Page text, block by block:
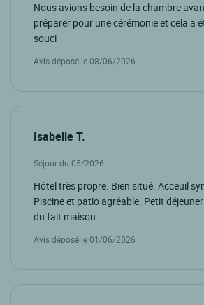
Nous avions besoin de la chambre
préparer pour une cérémonie et cela a
souci
Avis déposé le 08/06/2026
Isabelle T.
Séjour du 05/2026
Hôtel très propre. Bien situé. Acceuil
Piscine et patio agréable. Petit
du fait maison.
Avis déposé le 01/06/2026